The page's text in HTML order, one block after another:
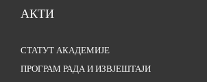
АКТИ
СТАТУТ АКАДЕМИЈЕ
ПРОГРАМ РАДА И ИЗВЈЕШТАЈИ